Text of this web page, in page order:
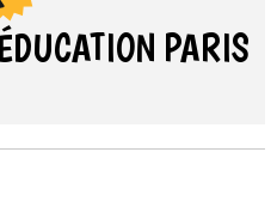
PARIS